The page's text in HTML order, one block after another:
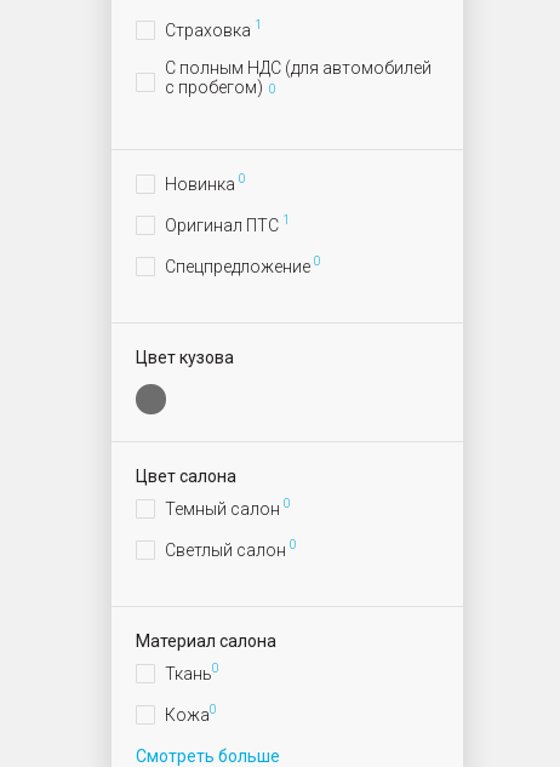
Страховка 1
С полным НДС (для автомобилей
с пробегом) 0
Новинка 0
Оригинал ПТС 1
Спецпредложение 0
Цвет кузова
Цвет салона
Темный салон 0
Светлый салон 0
Материал салона
Ткань0
Кожа0
Смотреть больше